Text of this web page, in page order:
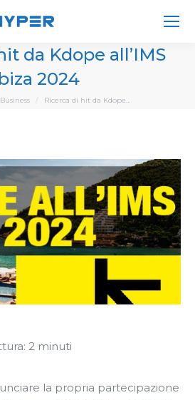
da Kdope all’IMS
2024
Ricerca di hit da Kdope…
2 minuti
la propria partecipazione